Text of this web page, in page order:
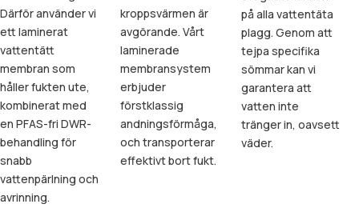
Därför använder vi
ett laminerat
vattentätt
membran som
håller fukten ute,
kombinerat med
en PFAS-fri DWR-
behandling för
snabb
vattenpärlning och
avrinning.
kroppsvärmen är
avgörande. Vårt
laminerade
membransystem
erbjuder
förstklassig
andningsförmåga,
och transporterar
effektivt bort fukt.
på alla vattentäta
plagg. Genom att
tejpa specifika
sömmar kan vi
garantera att
vatten inte
tränger in, oavsett
väder.